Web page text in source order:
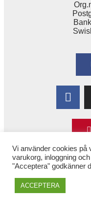
Copyright © 2025
(tidigare 1,6
Vi använder cookies på
varukorg, inloggning
"Acceptera" godkänner
ACCEPTERA